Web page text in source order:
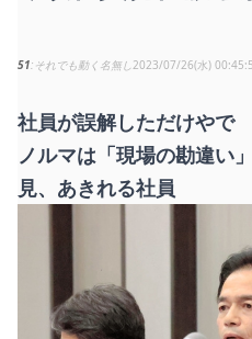
51 それでも動く名無し 2023/07/26(水)
社員が誤解しただけやで
ノルマは「現場の勘違
見、あきれる社員